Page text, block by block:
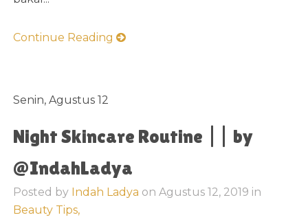
Continue Reading
Senin, Agustus 12
Night Skincare Routine || by
@IndahLadya
Posted by Indah Ladya onAgustus 12, 2019 in
Beauty Tips,